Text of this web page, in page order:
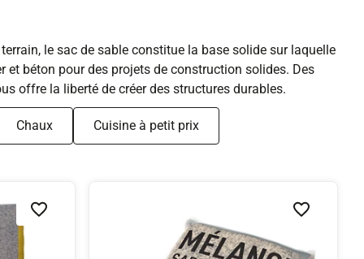
le sac de sable constitue la base solide sur laquelle
béton pour des projets de construction solides. Des
offre la liberté de créer des structures durables.
Chaux Cuisine à petit prix
Ajouter à la liste de souhaits Ajouter à la